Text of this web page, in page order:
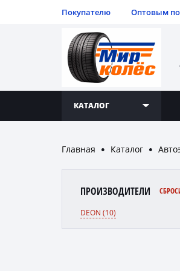
Покупателю Оптовым
КАТАЛОГ
Главная ● Каталог ●
ПРОИЗВОДИТЕЛИ
DEON (10)